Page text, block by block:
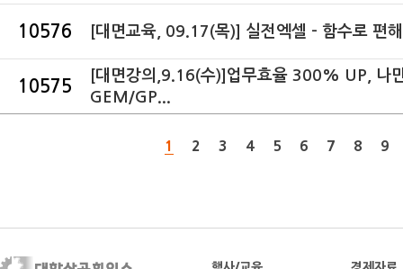
10576 [대면교육, 09.17(목)] 실전엑셀 - 함수로 편
10575
[대면강의,9.16(수)]업무효율 300% UP, 나
GEM/GP...
1 2 3 4 5 6 7 8 9